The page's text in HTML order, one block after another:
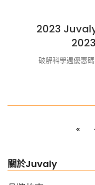
2023
破解科學週優惠
«
關於Juvaly